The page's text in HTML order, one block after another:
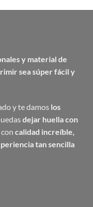
y material de
sea súper fácil y
y te damos los
dejar huella con
con calidad increíble,
tan sencilla